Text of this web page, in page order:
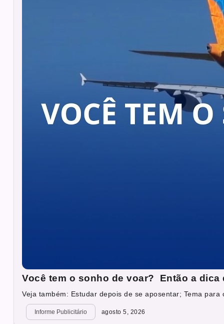
Você tem o sonho de voar? Então a
Veja também: Estudar depois de se aposentar; Tema para
Informe Publicitário agosto 5, 2026